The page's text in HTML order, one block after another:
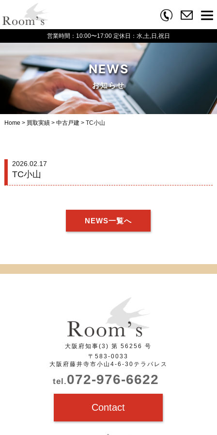
営業時間：10:00〜17:00 定休日：水,土,日,祝日
NEWS
お知らせ
Home > 買取実績> 中古戸建> TC小山
2026.02.17
TC小山
NEWS一覧へ
大阪府知事(3) 第 56256 号
〒583-0033
大阪府藤井寺市小山4-6-30テラパレス
tel.072-976-6622
Contact